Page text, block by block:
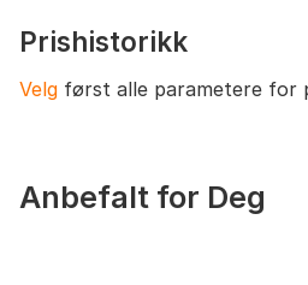
Prishistorikk
Velg først alle parametere for
Anbefalt for Deg